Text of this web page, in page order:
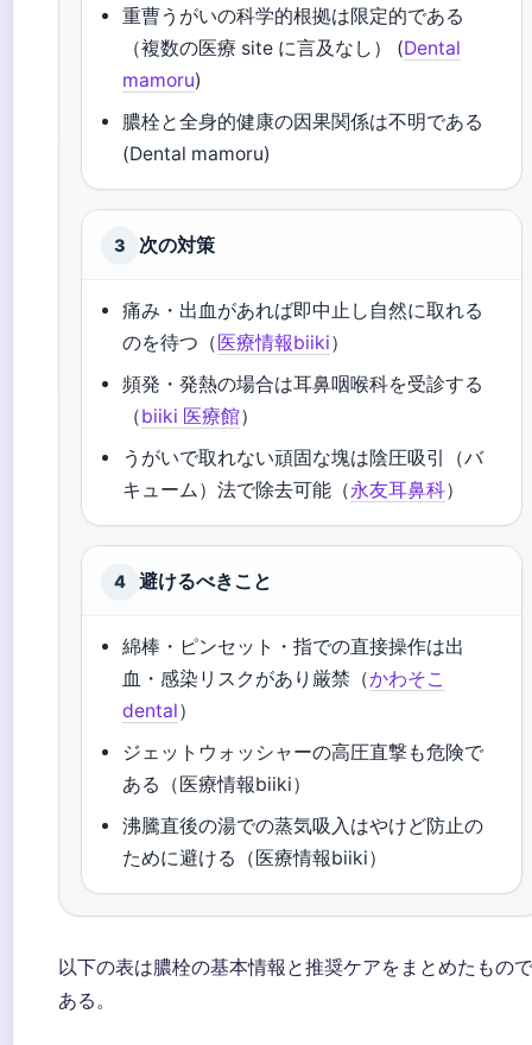
重曹うがいの科学的根拠は限定的である
（複数の医療 site に言及なし） (Dental
mamoru)
膿栓と全身的健康の因果関係は不明である
(Dental mamoru)
3 次の対策
痛み・出血があれば即中止し自然に取れる
のを待つ（医療情報biiki）
頻発・発熱の場合は耳鼻咽喉科を受診する
（biiki 医療館）
うがいで取れない頑固な塊は陰圧吸引（バ
キューム）法で除去可能（永友耳鼻科）
4 避けるべきこと
綿棒・ピンセット・指での直接操作は出
血・感染リスクがあり厳禁（かわそこ
dental）
ジェットウォッシャーの高圧直撃も危険で
ある（医療情報biiki）
沸騰直後の湯での蒸気吸入はやけど防止の
ために避ける（医療情報biiki）
以下の表は膿栓の基本情報と推奨ケアをまとめたもので
ある。